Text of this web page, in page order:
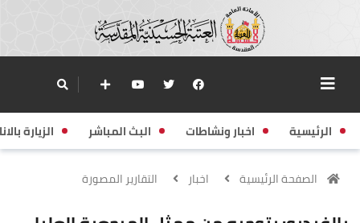
الرئيسية اخبار ونشاطات البث المباشر الزيارة
الصفحة الرئيسية اخبار التقارير المصورة